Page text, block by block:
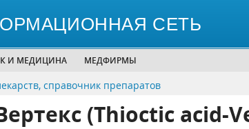
СЕТЬ
И МЕДИЦИНА МЕДФИРМЫ
справочник препаратов
(Thioctic­ acid-